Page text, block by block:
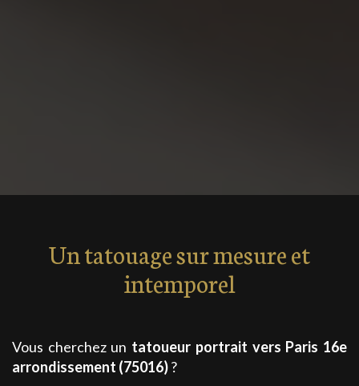
Un tatouage sur mesure et
intemporel
Vous cherchez un tatoueur portrait vers Paris 16e
arrondissement (75016)?